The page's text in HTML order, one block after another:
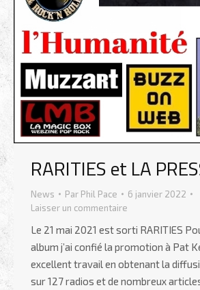
RARITIES et LA
News Par Phil Pace
6 janvier 2022
Laisser un commentaire
Le 21 mai 2021 est sorti RARITIES
album j’ai confié la promotion à Pat
excellent travail en obtenant la
sur 127 radios et de nombreux